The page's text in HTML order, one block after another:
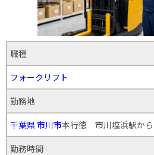
職種
フォークリフト
勤務地
千葉県市川市本行徳 市川塩浜駅か
勤務時間